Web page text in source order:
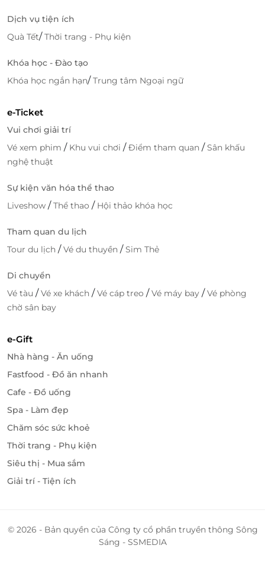
Là công ty đầu tiên ra đời dòng dịch vụ đặc thù dành
rất nhiều mẹ sau sinh, những ông chồng muốn
mang niềm vui trong thời gian ở cữ cho vợ,
VietCare được những khách hàng nổi tiếng tin dùng
như MC Phan Anh, Á hậu Thụy Vân, Hoa hậu Thân
Dịch vụ tại VietCare không giống như spa, cũng
dân gian, những phương pháp cổ truyền mang lại
hiệu quả không tức thì nhưng dài lâu. Không sử
Dịch vụ tiện ích
Quà Tết/Thời trang - Phụ kiện
Khóa học - Đào tạo
Khóa học ngắn hạn/Trung tâm Ngoại ngữ
e-Ticket
Vui chơi giải trí
Vé xem phim / Khu vui chơi /Điểm tham quan /Sân khấu
nghệ thuật
Sự kiện văn hóa thể thao
Liveshow /Thể thao / Hội thảo khóa học
Tham quan du lịch
Tour du lịch /Vé du thuyền /Sim Thẻ
Di chuyển
Vé tàu /Vé xe khách /Vé cáp treo /Vé máy bay /Vé phòng
chờ sân bay
e-Gift
Nhà hàng - Ăn uống
Fastfood - Đồ ăn nhanh
Cafe - Đồ uống
Spa - Làm đẹp
Chăm sóc sức khoẻ
Thời trang - Phụ kiện
Siêu thị - Mua sắm
Giải trí - Tiện ích
© 2026 - Bản quyền của Công ty cổ phần truyền thông Sông
Sáng - SSMEDIA